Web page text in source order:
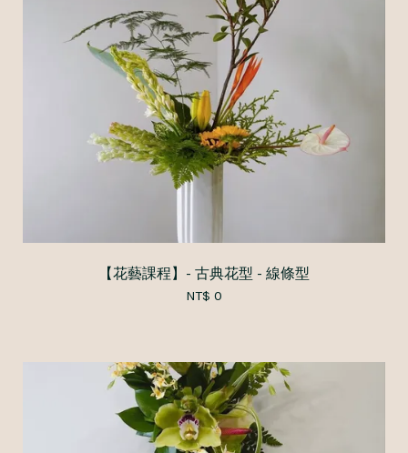
【花藝課程】- 古典花型 - 線條型
NT$ 0